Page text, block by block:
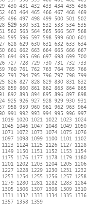
430 431 432 433 434 435 436
463 464 465 466 467 468 469
496 497 498 499 500 501 502
529 530 531 532 533 534 535
562 563 564 565 566 567 568
595 596 597 598 599 600 601
628 629 630 631 632 633 634
661 662 663 664 665 666 667
694 695 696 697 698 699 700
727 728 729 730 731 732 733
760 761 762 763 764 765 766
793 794 795 796 797 798 799
826 827 828 829 830 831 832
859 860 861 862 863 864 865
892 893 894 895 896 897 898
925 926 927 928 929 930 931
958 959 960 961 962 963 964
991 992 993 994 995 996 997
1019 1020 1021 1022 1023 1024
1045 1046 1047 1048 1049 1050
1071 1072 1073 1074 1075 1076
1097 1098 1099 1100 1101 1102
1123 1124 1125 1126 1127 1128
1149 1150 1151 1152 1153 1154
1175 1176 1177 1178 1179 1180
1201 1202 1203 1204 1205 1206
1227 1228 1229 1230 1231 1232
1253 1254 1255 1256 1257 1258
1279 1280 1281 1282 1283 1284
1305 1306 1307 1308 1309 1310
1331 1332 1333 1334 1335 1336
1357 1358 1359